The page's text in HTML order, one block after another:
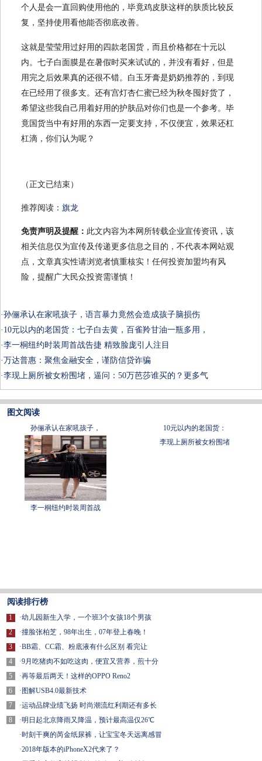
个人是会一直回购使用他的，毕竟鸡皮肤这样的肤质比较反
复，坚持使用看他能否彻底改善。
这就是莹莹用过好用的四款老国货，而且价格都在十元以
内。七子白面膜是在暑假时买来试试的，并没有看好，但是
用完之后效果真的还很不错。白玉牙膏是奶奶推荐的，到现
在已经用了很多支。还有宫灯杏仁蜜已经为秋冬囤好货了，
希望这些我自己用着好用的护肤品对你们也是一个参考。毕
竟国货当中有好用的东西一定要支持，不仅便宜，效果还杠
杠滴，你们认为呢？
（正文已结束）
推荐阅读： 旗龙
免责声明及提醒： 此文内容为本网所转载企业宣传资讯，该
相关信息仅为宣传及传递更多信息之目的，不代表本网站观
点，文章真实性请浏览者慎重核实！任何投资加盟均有风
险，提醒广大民众投资需谨慎！
·孙俪承认在家吼孩子，语言暴力竟然会造成孩子脑损伤
· 10元以内的老国货：七子白去黄，百雀羚甘油一瓶多用，
·李一桐纽约时装周首战告捷 精致脸庞引人注目
·万达普惠：聚焦金融安全，谨防信贷诈骗
·李现上厕所被女粉围堵，逼问：50万芭莎谁买的？更多气
图文阅读
孙俪承认在家吼孩子， 10元以内的老国货：
李一桐纽约时装周首战
李现上厕所被女粉围堵
阅读排行榜
1
2
3
4
5
6
7
8
·幼儿园新生入学，一个班3个女孩18个男孩
·撞脸张柏芝，98年出生，07年登上春晚！
·BB霜、CC霜、粉底液有什么区别 看完让
·9月吃猪肉不如吃这肉，便宜又营养，煎十分
·再等最后两天！这样的OPPO Reno2
· 图解USB4.0最新技术
·运动品牌业绩飞扬 时尚潮流红利期还有多长
·明日起北京降雨又降温，预计最高温仅26℃
·时刻干爽的芮金纸尿裤，让宝宝冬天远离感冒
·2018年版本的iPhoneX2代来了？